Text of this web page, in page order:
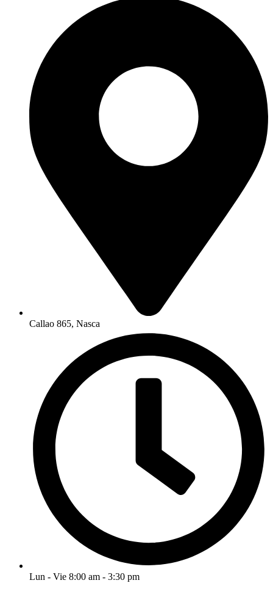
Callao 865, Nasca
Lun - Vie 8:00 am - 3:30 pm